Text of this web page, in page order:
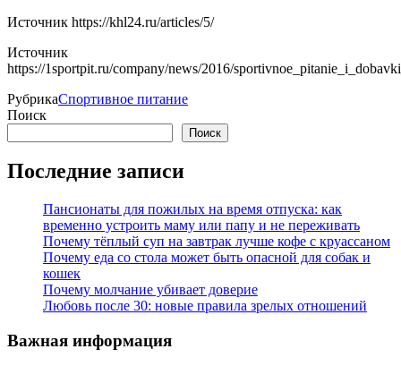
Источник https://khl24.ru/articles/5/
Источник
https://1sportpit.ru/company/news/2016/
РубрикаСпортивное питание
Поиск
Поиск
Последние записи
Пансионаты для пожилых на время отпуска: как
временно устроить маму или папу и не переживать
Почему тёплый суп на завтрак лучше кофе с круассаном
Почему еда со стола может быть опасной для собак и
кошек
Почему молчание убивает доверие
Любовь после 30: новые правила зрелых отношений
Важная информация